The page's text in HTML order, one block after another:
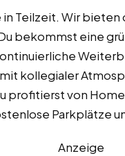
in Teilzeit. Wir
bekommst eine
kollegialer
profitierst von
Parkplätze
Anzeige